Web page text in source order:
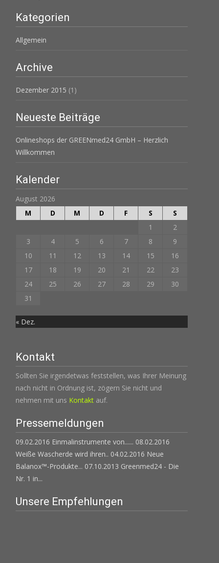
Kategorien
Allgemein
Archive
Dezember 2015 (1)
Neueste Beiträge
Onlineshops der GREENmed24 GmbH – Herzlich
Willkommen
Kalender
August 2026
M
D M D F S
S
1
2
3
4 5 6 7 8
9
10
11 12 13 14 15
16
17
18 19 20 21 22
23
24
25 26 27 28 29
30
31
« Dez.
Kontakt
Sollten Sie irgendetwas feststellen, was Ihrer Meinung
nach nicht in Ordnung ist, zögern Sie nicht und
nehmen mit uns Kontakt auf.
Pressemeldungen
09.02.2016 Einmalinstrumente von...... 08.02.2016
Weiße Wascherde wird ihren.. 04.02.2016 Neue
Balanox™-Produkte... 07.10.2013 Greenmed24 - Die
Nr. 1 in...
Unsere Empfehlungen